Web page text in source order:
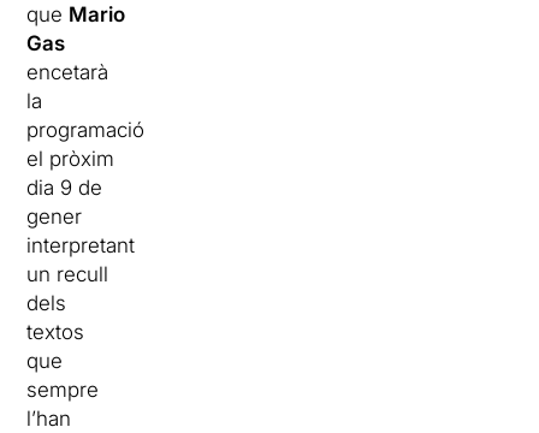
que Mario
Gas
encetarà
la
programació
el pròxim
dia 9 de
gener
interpretant
un recull
dels
textos
que
sempre
l’han